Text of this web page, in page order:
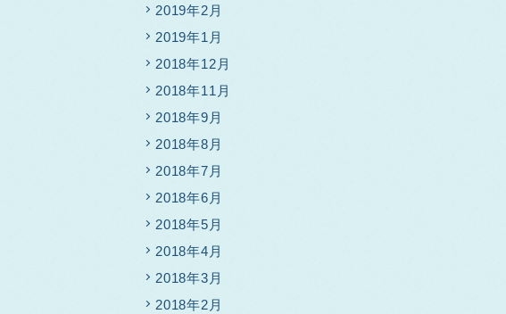
2019年2月
2019年1月
2018年12月
2018年11月
2018年9月
2018年8月
2018年7月
2018年6月
2018年5月
2018年4月
2018年3月
2018年2月